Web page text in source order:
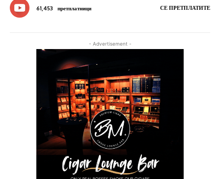
61,453 претплатници СЕ ПРЕТПЛАТИТЕ
- Advertisement -